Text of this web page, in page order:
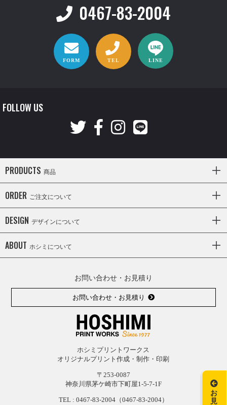
お
見
0467-83-2004
FORM TEL LINE
FOLLOW US
PRODUCTS 商品
ORDER ご注文について
DESIGN デザインについて
ABOUT ホシミについて
お問い合わせ・お見積り
お問い合わせ・お見積り
ホシミプリントワークス
オリジナルプリント作成・制作・印刷
〒253-0087
神奈川県茅ケ崎市下町屋1-5-7-1F
TEL : 0467-83-2004（0467-83-2004）